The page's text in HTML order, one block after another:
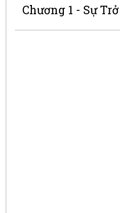
Chương 1 - Sự